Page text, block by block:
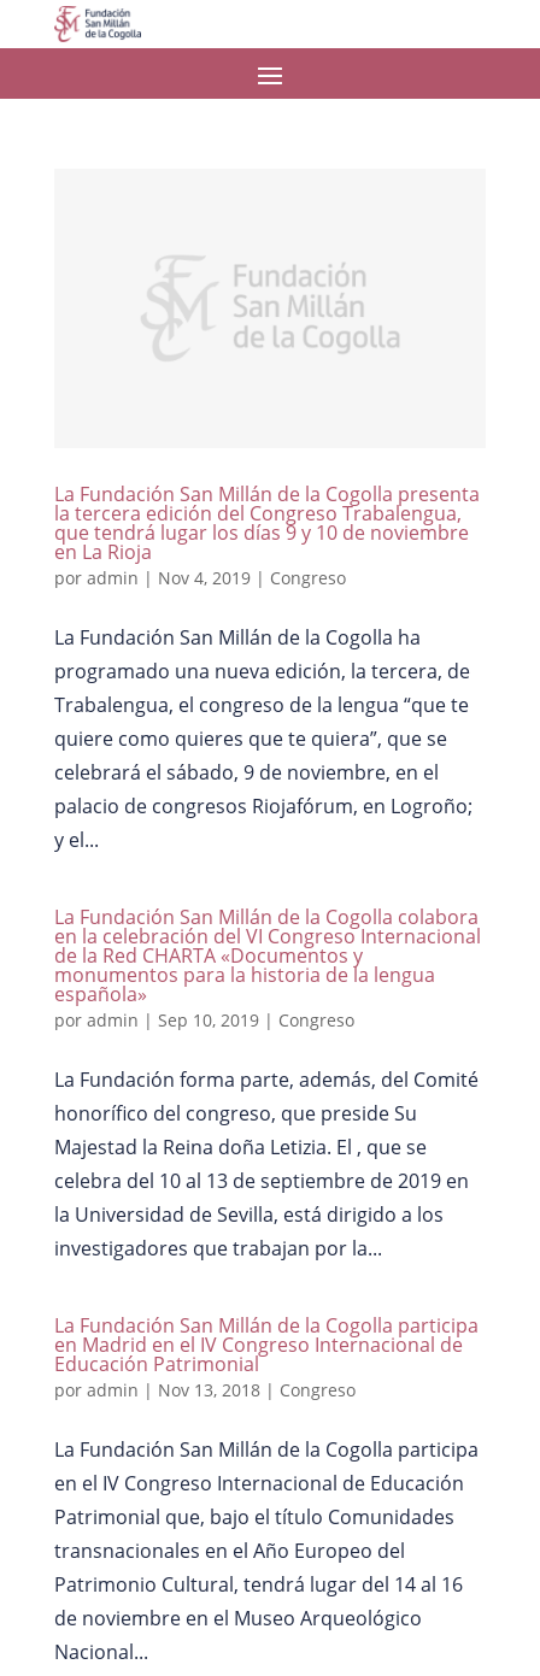
La Fundación San Millán de la Cogolla presenta
la tercera edición del Congreso Trabalengua,
que tendrá lugar los días 9 y 10 de noviembre
en La Rioja
por admin | Nov 4, 2019| Congreso
La Fundación San Millán de la Cogolla ha
programado una nueva edición, la tercera, de
Trabalengua, el congreso de la lengua “que te
quiere como quieres que te quiera”, que se
celebrará el sábado, 9 de noviembre, en el
palacio de congresos Riojafórum, en Logroño;
y el...
La Fundación San Millán de la Cogolla colabora
en la celebración del VI Congreso Internacional
de la Red CHARTA «Documentos y
monumentos para la historia de la lengua
española»
por admin | Sep 10, 2019| Congreso
La Fundación forma parte, además, del Comité
honorífico del congreso, que preside Su
Majestad la Reina doña Letizia. El , que se
celebra del 10 al 13 de septiembre de 2019 en
la Universidad de Sevilla, está dirigido a los
investigadores que trabajan por la...
La Fundación San Millán de la Cogolla participa
en Madrid en el IV Congreso Internacional de
Educación Patrimonial
por admin | Nov 13, 2018| Congreso
La Fundación San Millán de la Cogolla participa
en el IV Congreso Internacional de Educación
Patrimonial que, bajo el título Comunidades
transnacionales en el Año Europeo del
Patrimonio Cultural, tendrá lugar del 14 al 16
de noviembre en el Museo Arqueológico
Nacional...